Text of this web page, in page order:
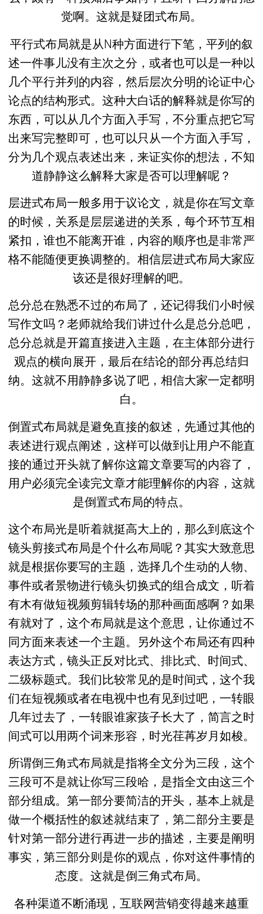
觉啊。这就是疑团式布局。
平行式布局就是从N种方面进行下笔，平列的叙
述一件事儿没有主次之分，或者也可以是一种以
几个平行并列的内容，然后层次分明的论证中心
论点的结构形式。这种大白话的解释就是你写的
东西，可以从几个方面入手写，不分重点把它写
出来写完整即可，也可以只从一个方面入手写，
分为几个观点表述出来，来证实你的想法，不知
道静静这么解释大家是否可以理解呢？
层进式布局一般多用于议论文，就是你在写文章
的时候，关系是层层递进的关系，每个环节互相
紧扣，谁也不能离开谁，内容的顺序也是非常严
格不能随便更换调整的。相信层进式布局大家应
该还是很好理解的吧。
总分总在熟悉不过的布局了，还记得我们小时候
写作文吗？老师就给我们讲过什么是总分总吧，
总分总就是开篇直接进入主题，在主体部分进行
观点的横向展开，最后在结论的部分再总结归
纳。这就不用静静多说了吧，相信大家一定都明
白。
倒置式布局就是避免直接的叙述，先通过其他的
表述进行观点阐述，这样可以做到让用户不能直
接的通过开头就了解你这篇文章要写的内容了，
用户必须完全读完文章才能理解你的内容，这就
是倒置式布局的特点。
这个布局光是听着就挺高大上的，那么到底这个
镜头剪接式布局是个什么布局呢？其实大致意思
就是根据你要写的主题，选择几个生动的人物、
事件或者景物进行镜头切换式的组合成文，听着
有木有做短视频剪辑转场的那种画面感啊？如果
有就对了，这个布局就是这个意思，让你通过不
同方面来表述一个主题。另外这个布局还有四种
表达方式，镜头正反对比式、排比式、时间式、
二级标题式。我们比较常见的是时间式，这个我
们在短视频或者在电视中也有见到过吧，一转眼
几年过去了，一转眼谁家孩子长大了，简言之时
间式可以用两个词来形容，时光荏苒岁月如梭。
所谓倒三角式布局就是指将全文分为三段，这个
三段可不是就让你写三段哈，是指全文由这三个
部分组成。第一部分要简洁的开头，基本上就是
做一个概括性的叙述就结束了，第二部分主要是
针对第一部分进行再进一步的描述，主要是阐明
事实，第三部分则是你的观点，你对这件事情的
态度。这就是倒三角式布局。
各种渠道不断涌现，互联网营销变得越来越重